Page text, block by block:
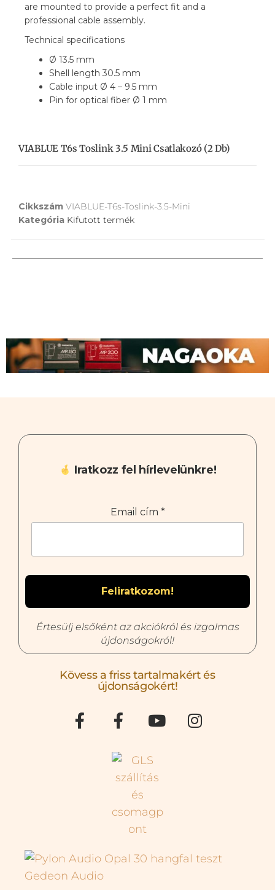
are mounted to provide a perfect fit and a
professional cable assembly.
Technical specifications
Ø 13.5 mm
Shell length 30.5 mm
Cable input Ø 4 – 9.5 mm
Pin for optical fiber Ø 1 mm
VIABLUE T6s Toslink 3.5 Mini Csatlakozó (2 Db)
Cikkszám VIABLUE-T6s-Toslink-3.5-Mini
Kategória Kifutott termék
Iratkozz fel hírlevelünkre!
Email cím *
Értesülj elsőként az akciókról és izgalmas
újdonságokról!
Kövess a friss tartalmakért és
újdonságokért!